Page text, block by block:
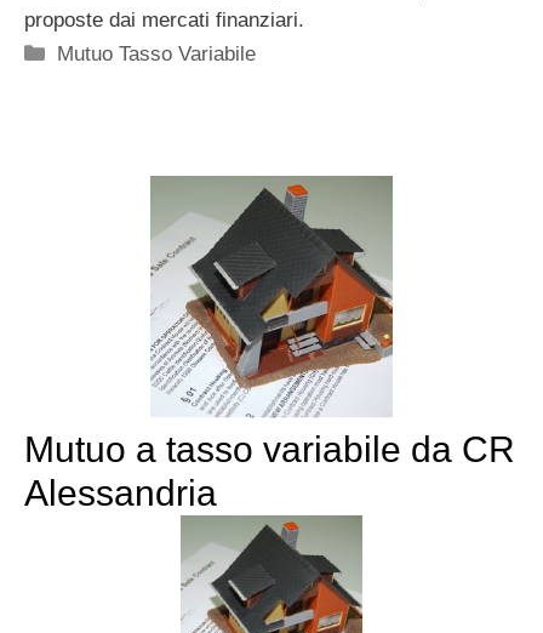
proposte dai mercati finanziari.
Categorie
Mutuo Tasso Variabile
Mutuo a tasso variabile da CR
Alessandria